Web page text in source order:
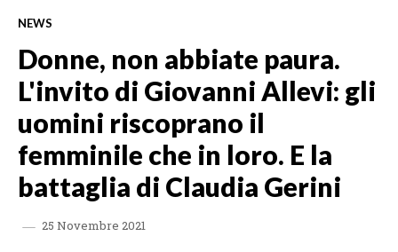
NEWS
Donne, non abbiate paura.
L'invito di Giovanni Allevi: gli
uomini riscoprano il
femminile che in loro. E la
battaglia di Claudia Gerini
25 Novembre 2021